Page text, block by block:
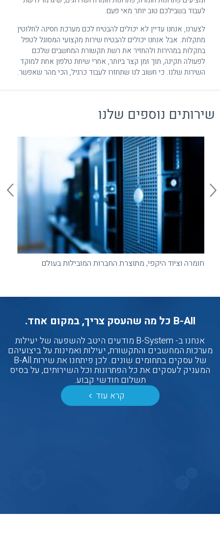
לעבוד בשבילכם טוב יותר מאי פעם.
לצערנו, אנחנו עדיין לא יכולים להבטיח לכם מערכת חסינה לחלוטין
מתקלות. אבל אנחנו יכולים להבטיח שירות מקצועי המסוגל לטפל
בתקלות במהירות ולהחזיר את רשת תקשורת המחשבים שלכם
לפעולה תקינה, תוך זמן קצר ביותר, אחרי שיחת טלפון אחת למוקד
השירות שלנו. כי חשוב לנו שתחזרו לעבוד כרגיל, הכי מהר שאפשר.
שירותים נוספים שלנו
חומרה וציוד היקפי, מתוצרת החברות המובילות בעולם
B-All כל מה שהעסק צריך, במקום אחד.
אנחנו ב- B-System מודעים היטב להשפעה של יעילות
מערכות המחשבים והתקשורת, יעילות ואמינות על ביצועיהם
של עסקים בתחומים שונים. לכן פיתחנו את שירות B-All
המעניק לעסקים את כל הפתרונות וכל השירותים, על בסיס
תשלום חודשי קבוע.
קרא עוד